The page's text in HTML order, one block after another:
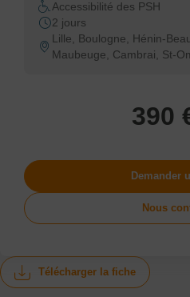
Télécharger la fiche
Accessibilité des PSH
2 jours
Lille, Boulogne, Hénin-
Maubeuge, Cambrai, St-
390
Demander
Nous